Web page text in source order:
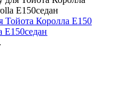
Тойота Королла Е150
E150седан